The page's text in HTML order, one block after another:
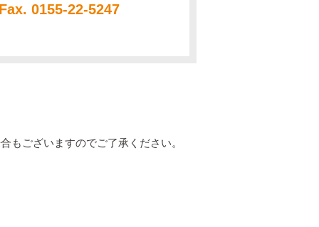
0155-22-5247
もございますのでご了承ください。